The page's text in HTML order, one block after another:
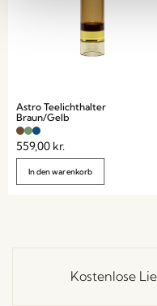
Astro Teelichthalter
Braun/Gelb
559,00 kr.
In den warenkorb
Kostenlose